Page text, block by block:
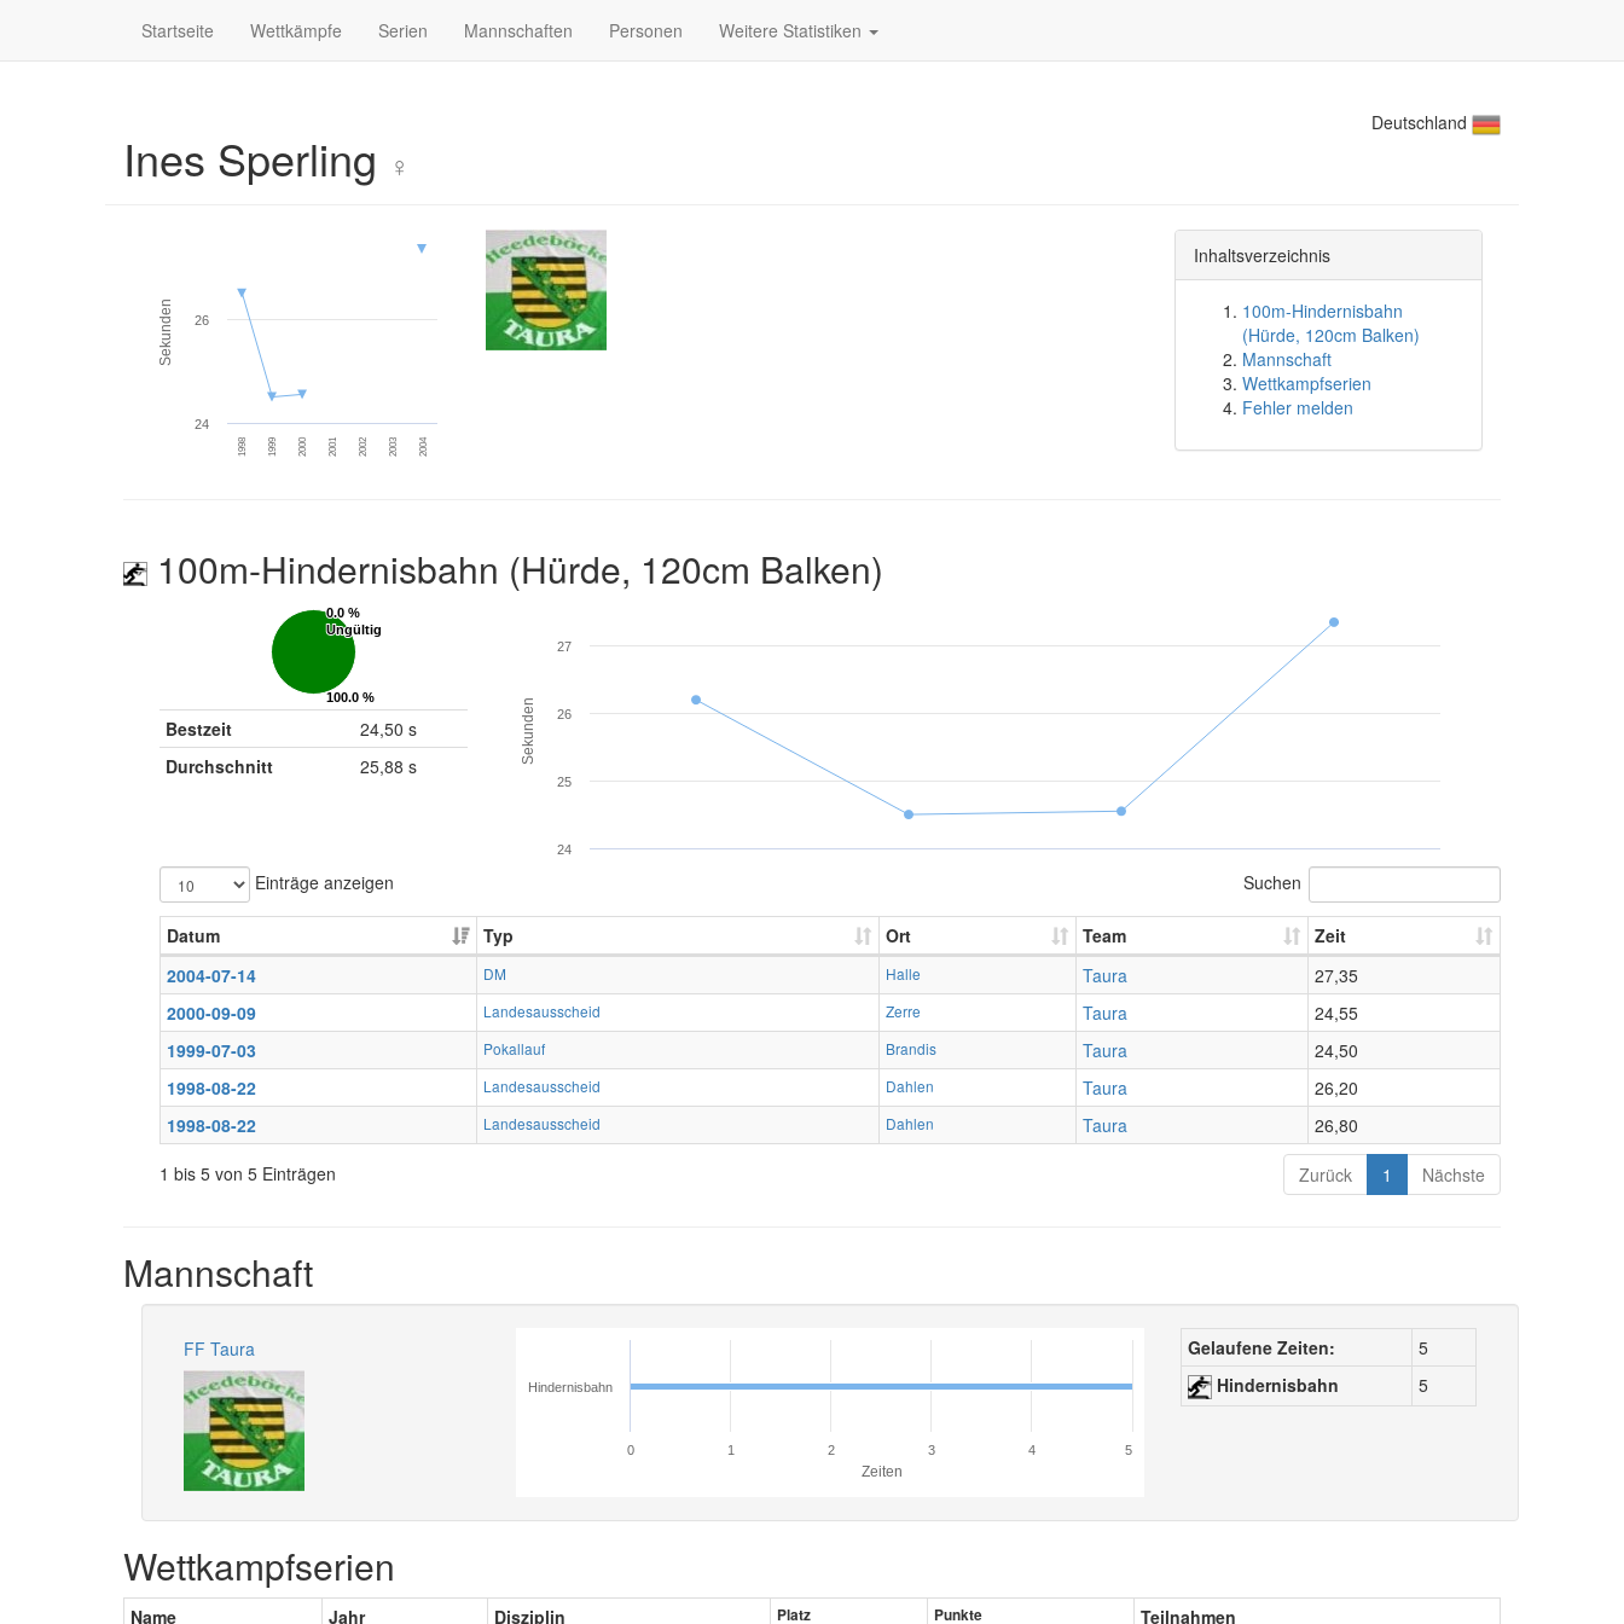
Startseite Wettkämpfe Serien Mannschaften Personen Weitere Statistiken
Deutschland
Ines Sperling ♀
Sekunden
1998 1999 2000 2001 2002 2003 2004
24
26
Inhaltsverzeichnis
100m-Hindernisbahn
(Hürde, 120cm Balken)
Mannschaft
Wettkampfserien
Fehler melden
100m-Hindernisbahn (Hürde, 120cm Balken)
0.0 %
Ungültig
0.0 %
Ungültig
100.0 %
Gültig
100.0 %
Gültig
Bestzeit
24,50 s
Durchschnitt
25,88 s
Sekunden
24
25
26
27
Einträge anzeigen Suchen
Datum Typ Ort Team
Zeit
2004-07-14
DM Halle Taura
27,35
2000-09-09
Landesausscheid Zerre Taura
24,55
1999-07-03
Pokallauf Brandis Taura
24,50
1998-08-22
Landesausscheid Dahlen Taura
26,20
1998-08-22
Landesausscheid Dahlen Taura
26,80
1 bis 5 von 5 Einträgen
Zurück 1 Nächste
Mannschaft
FF Taura
Zeiten
Hindernisbahn
0 1 2 3 4 5
Gelaufene Zeiten:
5
Hindernisbahn
5
Wettkampfserien
Name Jahr Disziplin Platz Punkte Teilnahmen